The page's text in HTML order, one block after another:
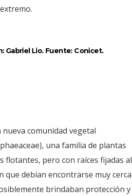
Gabriel Lio. Fuente: Conicet.
comunidad vegetal
una familia de plantas
flotantes, pero con raíces fijadas al
que debían encontrarse muy cerca
brindaban protección y